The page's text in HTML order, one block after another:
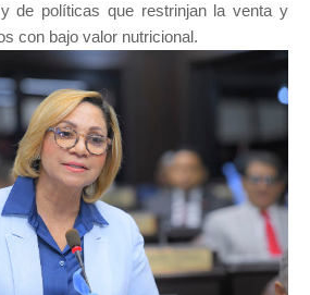
de políticas que restrinjan la venta y
con bajo valor nutricional.